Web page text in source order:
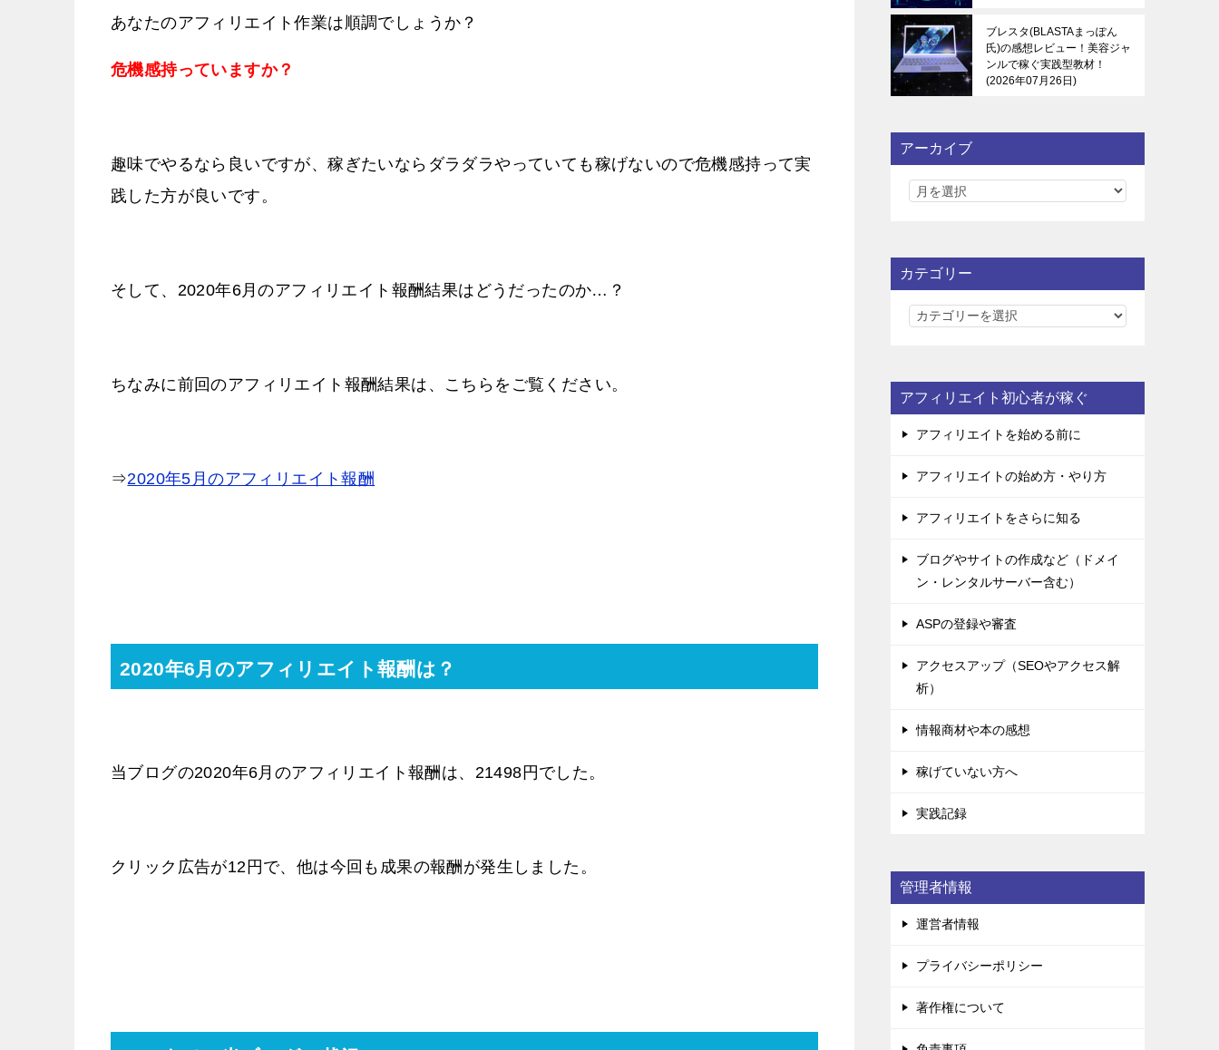
あなたのアフィリエイト作業は順調でしょうか？
危機感持っていますか？
趣味でやるなら良いですが、稼ぎたいならダラダラやっていても稼げないので危機感持って実
践した方が良いです。
そして、2020年6月のアフィリエイト報酬結果はどうだったのか…？
ちなみに前回のアフィリエイト報酬結果は、こちらをご覧ください。
⇒2020年5月のアフィリエイト報酬
2020年6月のアフィリエイト報酬は？
当ブログの2020年6月のアフィリエイト報酬は、21498円でした。
クリック広告が12円で、他は今回も成果の報酬が発生しました。
ブレスタ(BLASTAまっぽん
氏)の感想レビュー！美容ジャ
ンルで稼ぐ実践型教材！
2026年07月26日
アーカイブ
カテゴリー
カ
リ
ー
アフィリエイト初心者が稼ぐ
アフィリエイトを始める前に
アフィリエイトの始め方・やり方
アフィリエイトをさらに知る
ブログやサイトの作成など（ドメイ
ン・レンタルサーバー含む）
ASPの登録や審査
アクセスアップ（SEOやアクセス解
析）
情報商材や本の感想
稼げていない方へ
実践記録
管理者情報
運営者情報
プライバシーポリシー
著作権について